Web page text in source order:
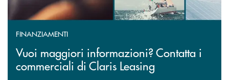
FINANZIAMENTI
Vuoi maggiori informazioni? Contatta i
commerciali di Claris Leasing